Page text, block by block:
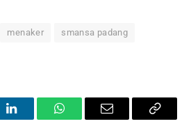
menaker smansa padang
LinkedInWhatsAppEmail
Copy